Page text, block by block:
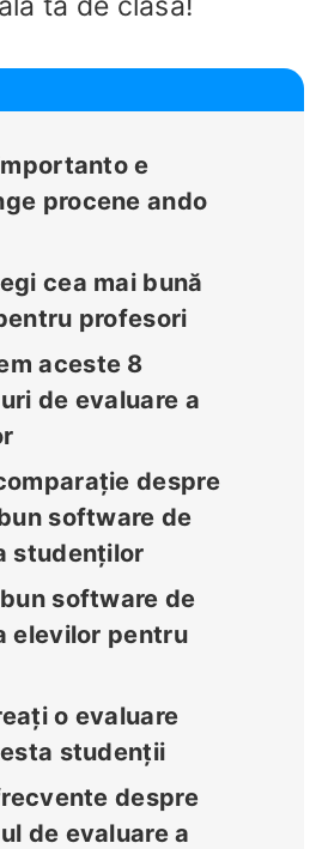
e
procene ando
cea mai bună
profesori
aceste 8
de evaluare a
despre
software de
studenților
software de
elevilor pentru
o evaluare
studenții
despre
de evaluare a